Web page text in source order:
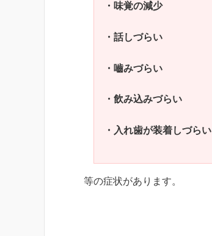
・味覚の減少
・話しづらい
・嚙みづらい
・飲み込みづらい
・入れ歯が装着しづらい
等の症状があります。